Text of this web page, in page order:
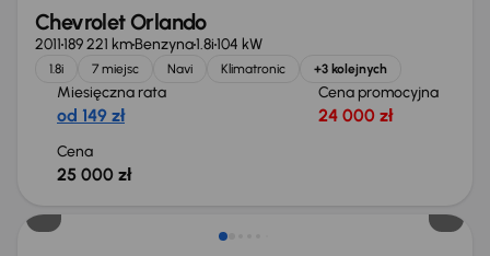
Chevrolet Orlando
2011189 221 kmBenzyna1.8i104 kW
1.8i 7 miejsc Navi Klimatronic +3 kolejnych
Miesięczna rata
od 149 zł
Cena promocyjna
24 000 zł
Cena
25 000 zł
Świeżo skupione